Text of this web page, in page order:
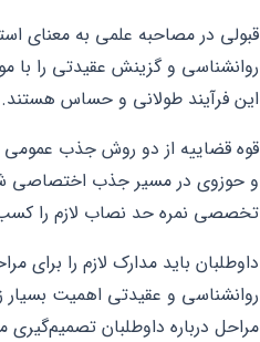
قبولی در مصاحبه علمی به معنای
روانشناسی و گزینش عقیدتی را
این فرآیند طولانی و حساس هستند.
قوه قضاییه از دو روش جذب عمومی
و حوزوی در مسیر جذب اختصاصی
تخصصی نمره حد نصاب لازم را
داوطلبان باید مدارک لازم را
روانشناسی و عقیدتی اهمیت
مراحل درباره داوطلبان تصمیم‌گیری